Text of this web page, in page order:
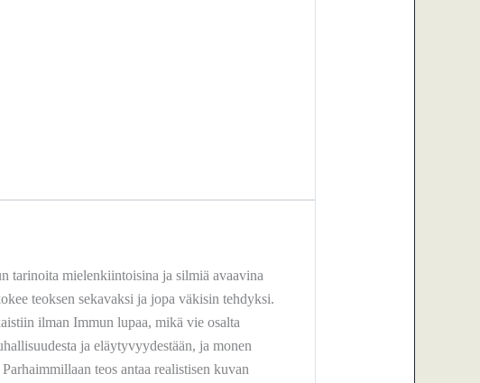
tarinoita mielenkiintoisina ja silmiä avaavina
teoksen sekavaksi ja jopa väkisin tehdyksi.
ilman Immun lupaa, mikä vie osalta
ja eläytyvyydestään, ja monen
teos antaa realistisen kuvan